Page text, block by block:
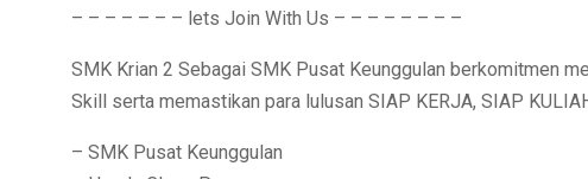
– – – – – – – lets Join With Us – – – – – – – –
SMK Krian 2 Sebagai SMK Pusat Keunggulan berkomitmen
Skill serta memastikan para lulusan SIAP KERJA, SIAP
– SMK Pusat Keunggulan